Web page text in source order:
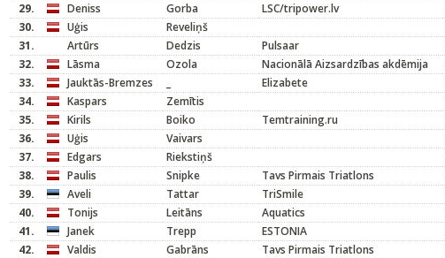
29.
Deniss Gorba LSC/tripower.lv
30.
Uģis Reveliņš
31.
Artūrs Dedzis Pulsaar
32.
Lāsma Ozola Nacionālā Aizsardzības akdēmija
33.
Jauktās-Bremzes Elizabete
34.
Kaspars Zemītis
35.
Kirils Boiko Temtraining.ru
36.
Uģis Vaivars
37.
Edgars Riekstiņš
38.
Paulis Snipke Tavs Pirmais Triatlons
39.
Aveli Tattar TriSmile
40.
Tonijs Leitāns Aquatics
41.
Janek Trepp ESTONIA
42.
Valdis Gabrāns Tavs Pirmais Triatlons